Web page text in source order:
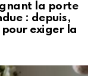
la porte
: depuis,
exiger la